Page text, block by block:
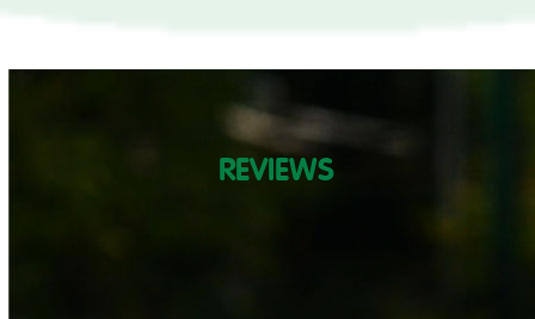
REVIEWS